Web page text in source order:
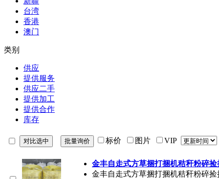
台湾
香港
澳门
类别
供应
提供服务
供应二手
提供加工
提供合作
库存
标价 图片 VIP
金丰自走式方草捆打捆机秸秆粉碎
金丰自走式方草捆打捆机秸秆粉碎